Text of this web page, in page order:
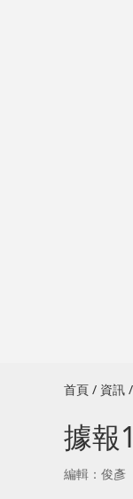
首頁 / 資訊
據報
編輯：俊彥